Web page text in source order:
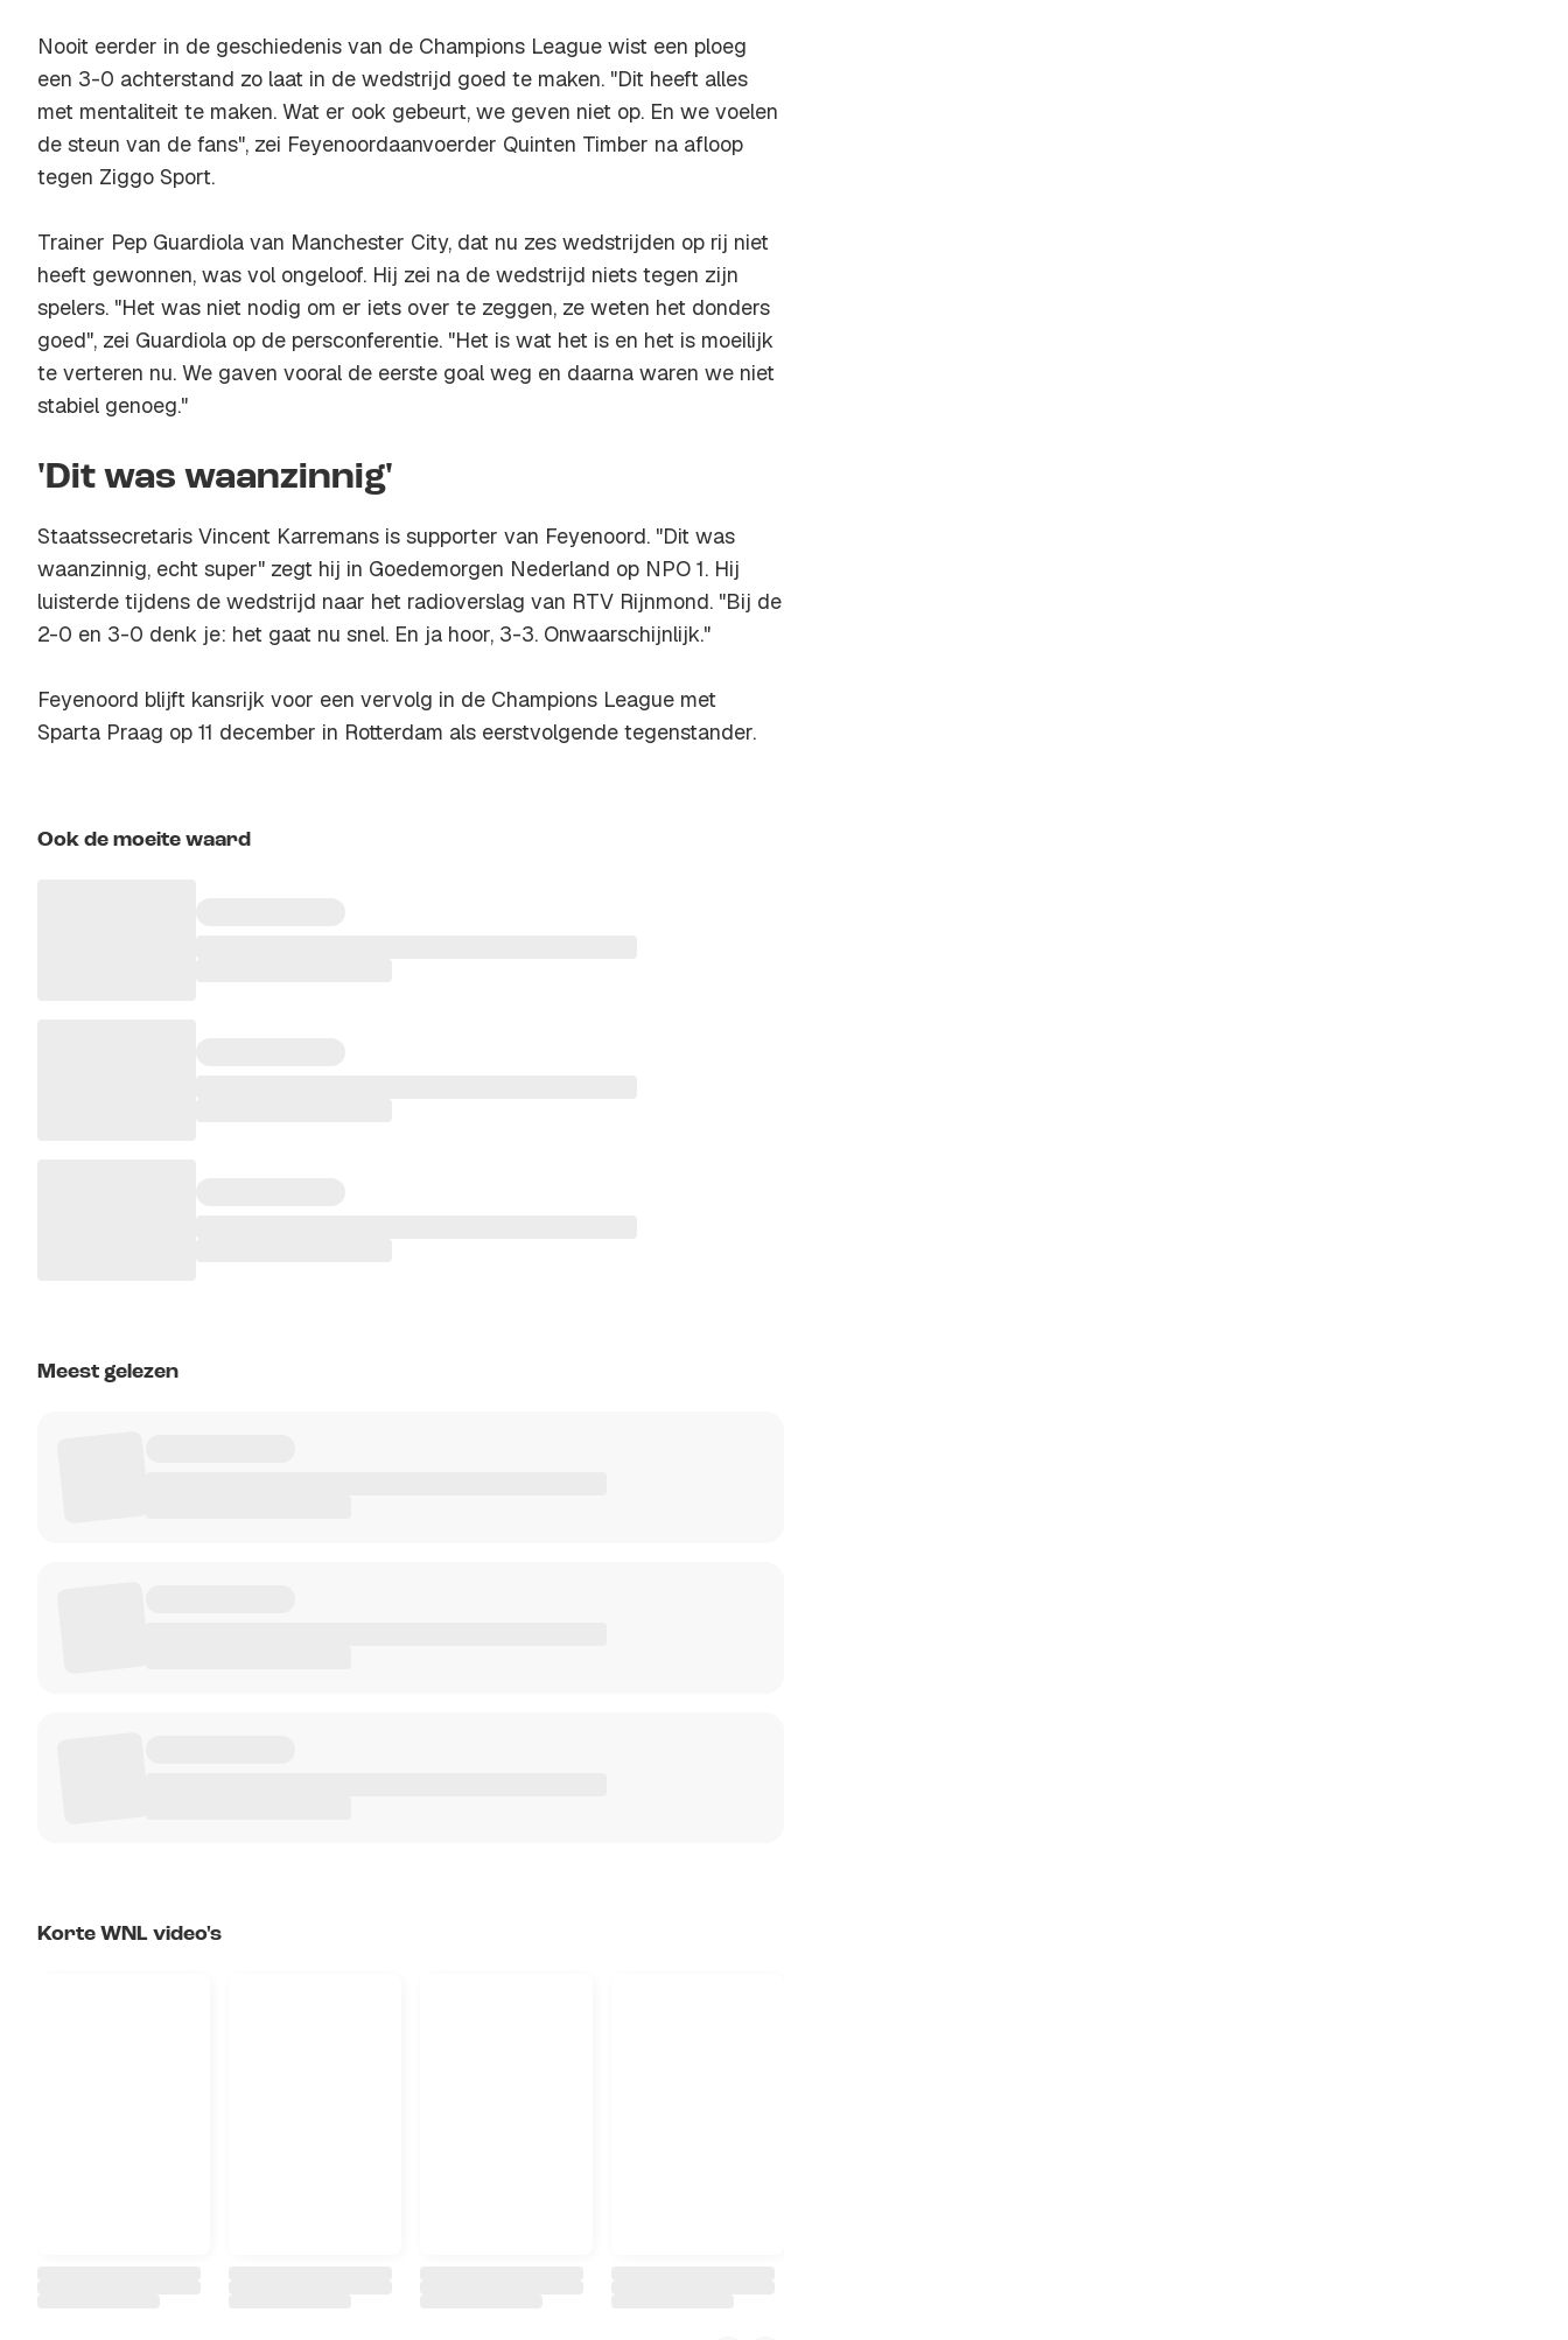
Nooit eerder in de geschiedenis van de Champions League wist een ploeg
een 3-0 achterstand zo laat in de wedstrijd goed te maken. "Dit heeft alles
met mentaliteit te maken. Wat er ook gebeurt, we geven niet op. En we voelen
de steun van de fans", zei Feyenoordaanvoerder Quinten Timber na afloop
tegen Ziggo Sport.
Trainer Pep Guardiola van Manchester City, dat nu zes wedstrijden op rij niet
heeft gewonnen, was vol ongeloof. Hij zei na de wedstrijd niets tegen zijn
spelers. "Het was niet nodig om er iets over te zeggen, ze weten het donders
goed", zei Guardiola op de persconferentie. "Het is wat het is en het is moeilijk
te verteren nu. We gaven vooral de eerste goal weg en daarna waren we niet
stabiel genoeg."
'Dit was waanzinnig'
Staatssecretaris Vincent Karremans is supporter van Feyenoord. "Dit was
waanzinnig, echt super" zegt hij in Goedemorgen Nederland op NPO 1. Hij
luisterde tijdens de wedstrijd naar het radioverslag van RTV Rijnmond. "Bij de
2-0 en 3-0 denk je: het gaat nu snel. En ja hoor, 3-3. Onwaarschijnlijk."
Feyenoord blijft kansrijk voor een vervolg in de Champions League met
Sparta Praag op 11 december in Rotterdam als eerstvolgende tegenstander.
Ook de moeite waard
Meest gelezen
Korte WNL video's